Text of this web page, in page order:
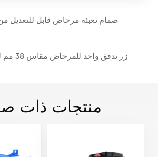
صمام تعبئة مرحاض قابل للتعديل
زر تدفق واحد للمرحاض مقاس 38 مم للسلسلة
منتجات ذات